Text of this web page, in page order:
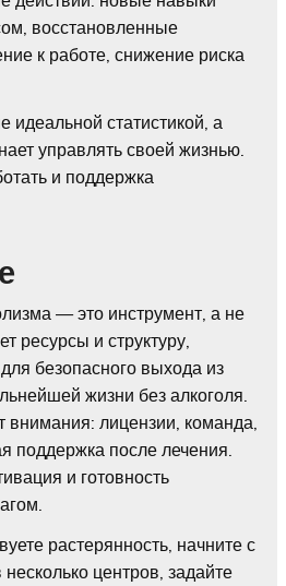
восстановленные
к работе, снижение риска
идеальной статистикой, а
управлять своей жизнью.
и поддержка
— это инструмент, а не
ресурсы и структуру,
безопасного выхода из
жизни без алкоголя.
внимания: лицензии, команда,
поддержка после лечения.
и готовность
растерянность, начните с
центров, задайте